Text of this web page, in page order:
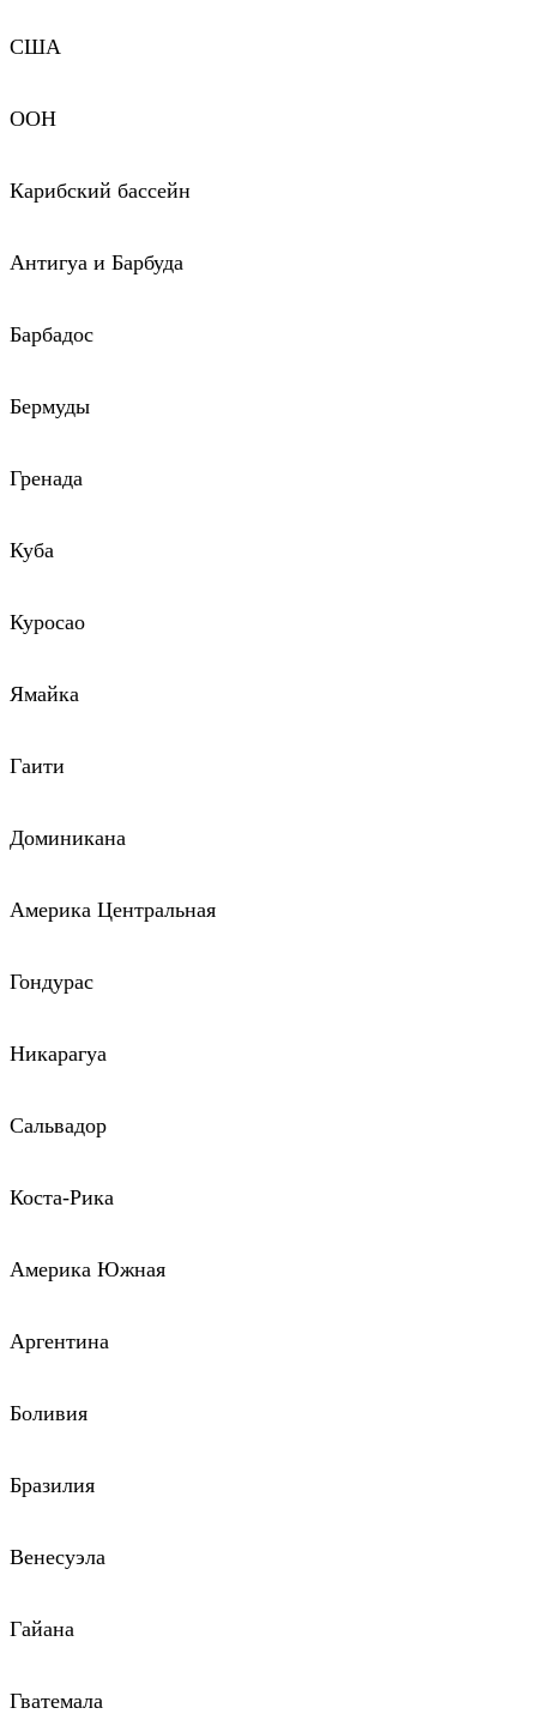
США
ООН
Карибский бассейн
Антигуа и Барбуда
Барбадос
Бермуды
Гренада
Куба
Куросао
Ямайка
Гаити
Доминикана
Америка Центральная
Гондурас
Никарагуа
Сальвадор
Коста-Рика
Америка Южная
Аргентина
Боливия
Бразилия
Венесуэла
Гайана
Гватемала